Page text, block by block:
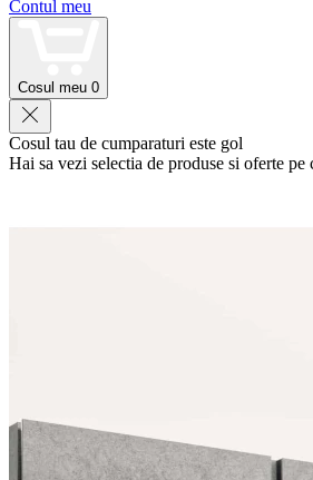
Contul meu
Cosul meu 0
Cosul tau de cumparaturi este gol
Hai sa vezi selectia de produse si oferte pe